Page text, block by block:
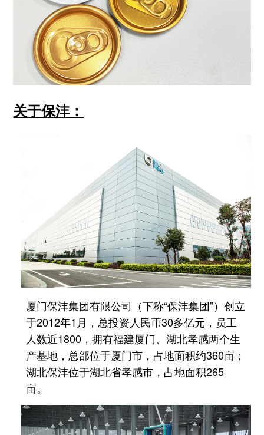
关于保沣：
厦门保沣集团有限公司（下称“保沣集团”）创立
于2012年1月，总投资人民币30多亿元，员工
人数近1800，拥有福建厦门、湖北孝感两个生
产基地，总部位于厦门市，占地面积约360亩；
湖北保沣位于湖北省孝感市，占地面积265
亩。